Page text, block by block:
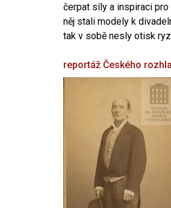
čerpat síly a inspiraci
něj stali modely k
tak v sobě nesly otisk
reportáž Českého